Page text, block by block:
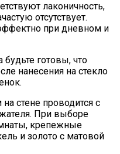
лаконичность,
отсутствует.
при дневном и
готовы, что
нанесения на стекло
стене проводится с
При выборе
крепежные
и золото с матовой